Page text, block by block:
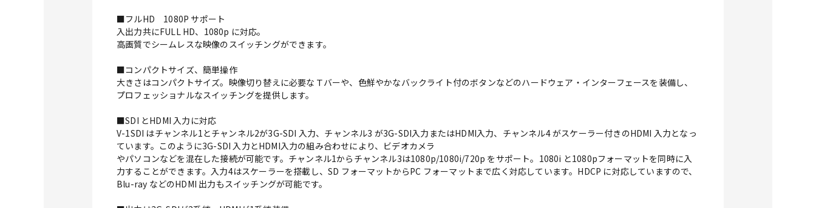
■フルHD 1080P サポート
入出力共にFULL HD、1080p に対応。
高画質でシームレスな映像のスイッチングができます。
■コンパクトサイズ、簡単操作
大きさはコンパクトサイズ。映像切り替えに必要なＴバーや、色鮮やかなバックライト付のボタンなどのハードウェア・インターフェースを装備し、
プロフェッショナルなスイッチングを提供します。
■SDI とHDMI 入力に対応
V-1SDI はチャンネル1とチャンネル2が3G-SDI 入力、チャンネル3 が3G-SDI入力またはHDMI入力、チャンネル4 がスケーラー付きのHDMI 入力となっ
ています。このように3G-SDI 入力とHDMI入力の組み合わせにより、ビデオカメラ
やパソコンなどを混在した接続が可能です。チャンネル1からチャンネル3は1080p/1080i/720p をサポート。1080i と1080pフォーマットを同時に入
力することができます。入力4はスケーラーを搭載し、SD フォーマットからPC フォーマットまで広く対応しています。HDCP に対応していますので、
Blu-ray などのHDMI 出力もスイッチングが可能です。